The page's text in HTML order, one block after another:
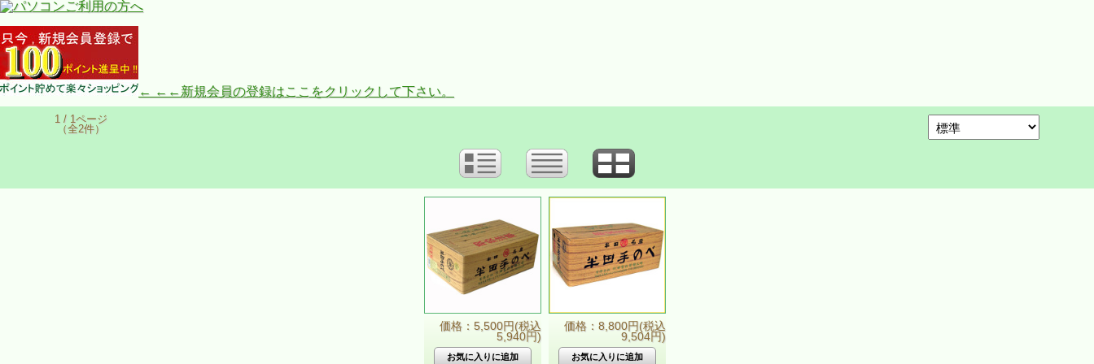
← ←←新規会員の登録はここをクリックして下さい。
1 / 1ページ
（全2件）
価格：5,500円(税込
5,940円)
価格：8,800円(税込
9,504円)